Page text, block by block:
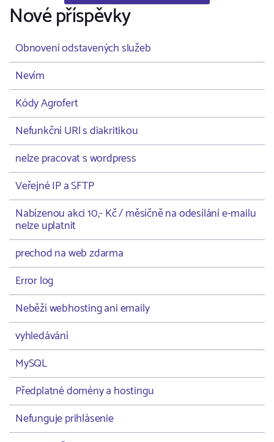
Nové příspěvky
Obnovení odstavených služeb
Nevím
Kódy Agrofert
Nefunkční URl s diakritikou
nelze pracovat s wordpress
Veřejné IP a SFTP
Nabízenou akci 10,- Kč / měsíčně na odesílání e-mailu
nelze uplatnit
prechod na web zdarma
Error log
Neběží webhosting ani emaily
vyhledávání
MySQL
Předplatné domény a hostingu
Nefunguje prihlásenie